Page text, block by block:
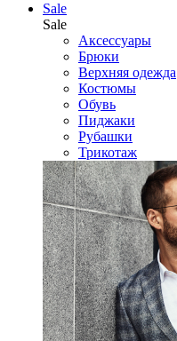
Sale
Sale
Аксессуары
Брюки
Верхняя одежда
Костюмы
Обувь
Пиджаки
Рубашки
Трикотаж